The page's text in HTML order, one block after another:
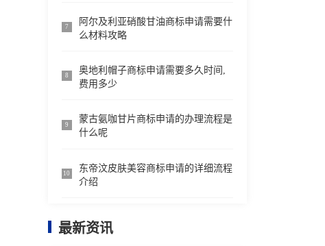
7
阿尔及利亚硝酸甘油商标申请需要什
么材料攻略
8
奥地利帽子商标申请需要多久时间,
费用多少
9
蒙古氨咖甘片商标申请的办理流程是
什么呢
10
东帝汶皮肤美容商标申请的详细流程
介绍
最新资讯